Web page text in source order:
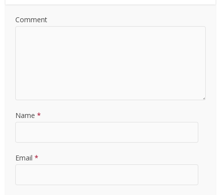
Comment
Name *
Email *